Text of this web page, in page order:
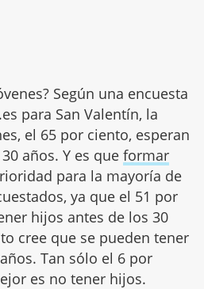
Según una encuesta
para San Valentín, la
el 65 por ciento, esperan
años. Y es que formar
para la mayoría de
ya que el 51 por
hijos antes de los 30
cree que se pueden tener
Tan sólo el 6 por
es no tener hijos.